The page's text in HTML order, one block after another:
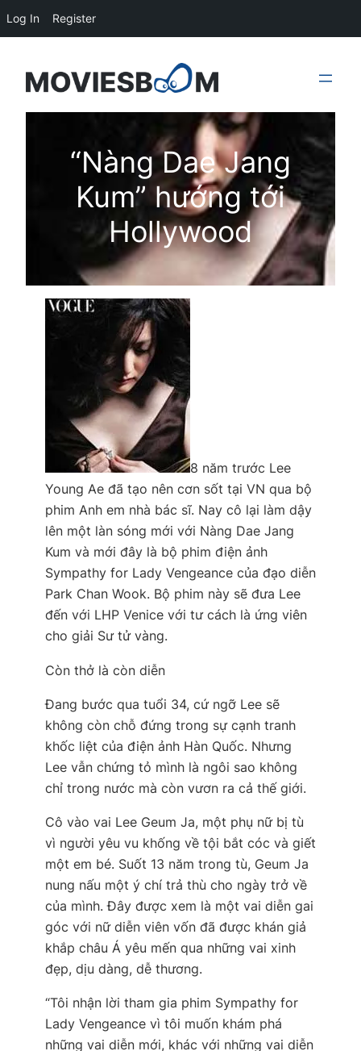
content
“Nàng Dae Jang
Kum” hướng tới
Hollywood
8 năm trước Lee
Young Ae đã tạo nên cơn sốt tại VN qua bộ
phim Anh em nhà bác sĩ. Nay cô lại làm dậy
lên một làn sóng mới với Nàng Dae Jang
Kum và mới đây là bộ phim điện ảnh
Sympathy for Lady Vengeance của đạo diễn
Park Chan Wook. Bộ phim này sẽ đưa Lee
đến với LHP Venice với tư cách là ứng viên
cho giải Sư tử vàng.
Còn thở là còn diễn
Đang bước qua tuổi 34, cứ ngỡ Lee sẽ
không còn chỗ đứng trong sự cạnh tranh
khốc liệt của điện ảnh Hàn Quốc. Nhưng
Lee vẫn chứng tỏ mình là ngôi sao không
chỉ trong nước mà còn vươn ra cả thế giới.
Cô vào vai Lee Geum Ja, một phụ nữ bị tù
vì người yêu vu khống về tội bắt cóc và giết
một em bé. Suốt 13 năm trong tù, Geum Ja
nung nấu một ý chí trả thù cho ngày trở về
của mình. Đây được xem là một vai diễn gai
góc với nữ diễn viên vốn đã được khán giả
khắp châu Á yêu mến qua những vai xinh
đẹp, dịu dàng, dễ thương.
“Tôi nhận lời tham gia phim Sympathy for
Lady Vengeance vì tôi muốn khám phá
những vai diễn mới, khác với những vai diễn
Log In Register